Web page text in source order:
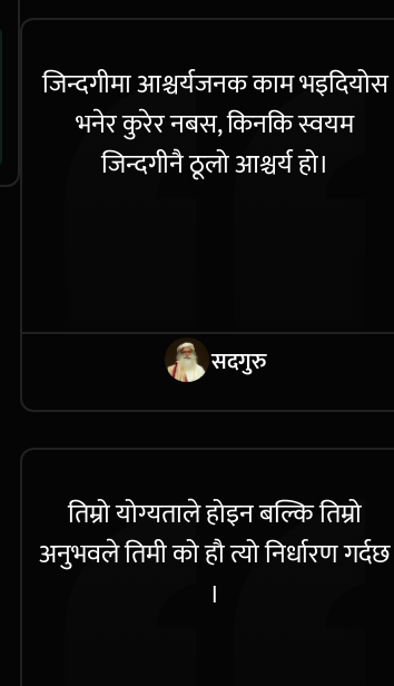
जिन्दगीमा आश्चर्यजनक काम भइदियोस
भनेर कुरेर नबस, किनकि स्वयम
जिन्दगीनै ठूलो आश्चर्य हो।
सदगुरु
तिम्रो योग्यताले होइन बल्कि तिम्रो
अनुभवले तिमी को हौ त्यो निर्धारण गर्दछ
।